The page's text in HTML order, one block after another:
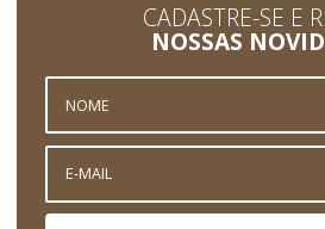
CADASTRE-SE E
NOSSAS